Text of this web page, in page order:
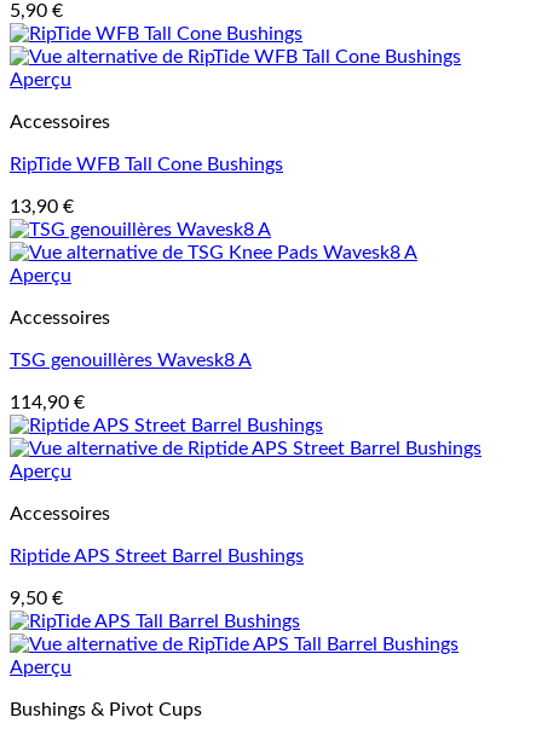
5,90 €
Aperçu
Accessoires
RipTide WFB Tall Cone Bushings
13,90 €
Aperçu
Accessoires
TSG genouillères Wavesk8 A
114,90 €
Aperçu
Accessoires
Riptide APS Street Barrel Bushings
9,50 €
Aperçu
Bushings & Pivot Cups